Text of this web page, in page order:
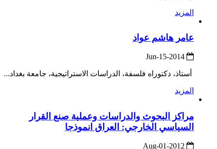
المزيد
عامر هاشم عواد
أستاذ، دكتوراه فلسفة، الدراسات الاستراتيجية، جامعة بغداد...
المزيد
مراكز البحوث والدراسات وعملية صنع القرار
السياسي الخارجي: العراق انموذجا